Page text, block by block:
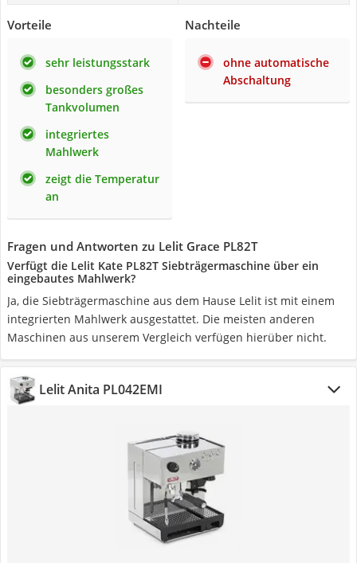
Vorteile
sehr leistungsstark
besonders großes
Tankvolumen
integriertes
Mahlwerk
zeigt die Temperatur
an
Nachteile
ohne automatische
Abschaltung
Fragen und Antworten zu Lelit Grace PL82T
Verfügt die Lelit Kate PL82T Siebträgermaschine über ein
eingebautes Mahlwerk?
Ja, die Siebträgermaschine aus dem Hause Lelit ist mit einem
integrierten Mahlwerk ausgestattet. Die meisten anderen
Maschinen aus unserem Vergleich verfügen hierüber nicht.
Lelit Anita PL042EMI